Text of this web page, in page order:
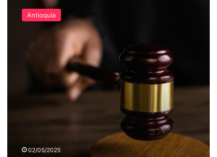
profesor
estudiantes
Antioquia
02/05/2025